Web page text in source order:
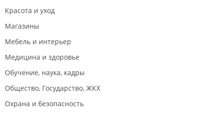
Красота и уход
Магазины
Мебель и интерьер
Медицина и здоровье
Обучение, наука, кадры
Общество, Государство, ЖКХ
Охрана и безопасность